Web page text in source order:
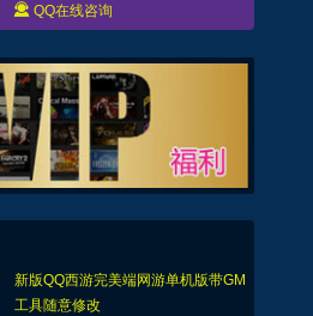
 QQ在线咨询
新版QQ西游完美端网游单机版带GM
工具随意修改